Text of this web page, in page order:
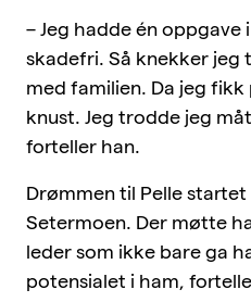
– Jeg hadde én oppgave
skadefri. Så knekker jeg
med familien. Da jeg fikk
knust. Jeg trodde jeg
forteller han.
Drømmen til Pelle
Setermoen. Der møtte
leder som ikke bare ga
potensialet i ham,